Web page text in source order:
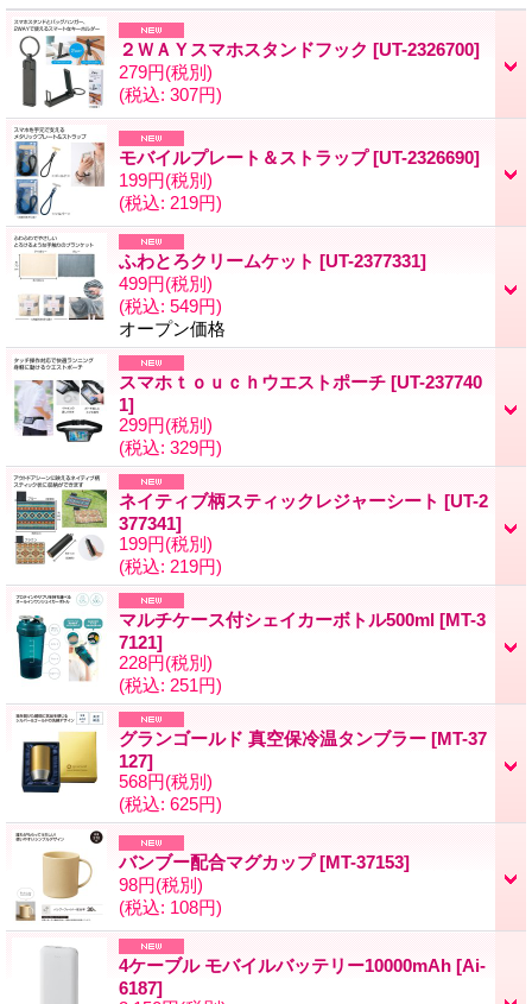
２ＷＡＹスマホスタンドフック [UT-2326700]
279円(税別)
(税込: 307円)
モバイルプレート＆ストラップ[UT-2326690]
199円(税別)
(税込: 219円)
ふわとろクリームケット [UT-2377331]
499円(税別)
(税込: 549円)
オープン価格
スマホｔｏｕｃｈウエストポーチ [UT-237740
1]
299円(税別)
(税込: 329円)
ネイティブ柄スティックレジャーシート [UT-2
377341]
199円(税別)
(税込: 219円)
マルチケース付シェイカーボトル500ml [MT-3
7121]
228円(税別)
(税込: 251円)
グランゴールド 真空保冷温タンブラー [MT-37
127]
568円(税別)
(税込: 625円)
バンブー配合マグカップ[MT-37153]
98円(税別)
(税込: 108円)
4ケーブル モバイルバッテリー10000mAh [Ai-
6187]